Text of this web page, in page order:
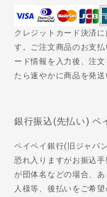
クレジットカード決済
す。ご注文商品のお支
ード情報を入力後、注
たら速やかに商品を発送
銀行振込(先払い) ペ
ペイペイ銀行(旧ジャパ
恐れ入りますがお振込
が団体名などの場合、
人様等、後払いをご希